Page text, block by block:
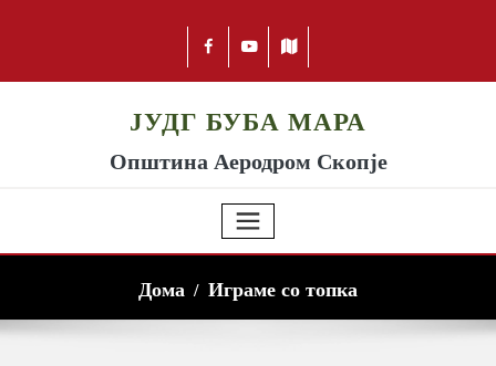
ЈУДГ БУБА МАРА
Општина Аеродром Скопје
Дома Играме со топка